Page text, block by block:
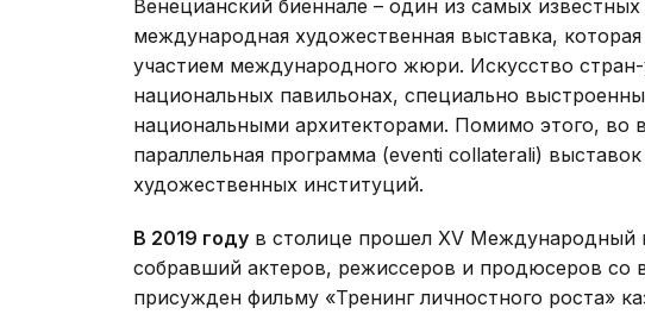
Венецианский биеннале – один из самых
международная художественная выставка,
участием международного жюри. Искусство стран-
национальных павильонах, специально
национальными архитекторами. Помимо этого, во
параллельная программа (eventi collaterali)
художественных институций.
В 2019 году в столице прошел XV Международный
собравший актеров, режиссеров и продюсеров со
присужден фильму «Тренинг личностного роста»